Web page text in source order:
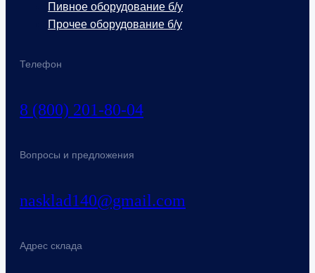
Телефон
8 (800) 201-80-04
Вопросы и предложения
nasklad140@gmail.com
Адрес склада
Пивное оборудование б/у
Прочее оборудование б/у